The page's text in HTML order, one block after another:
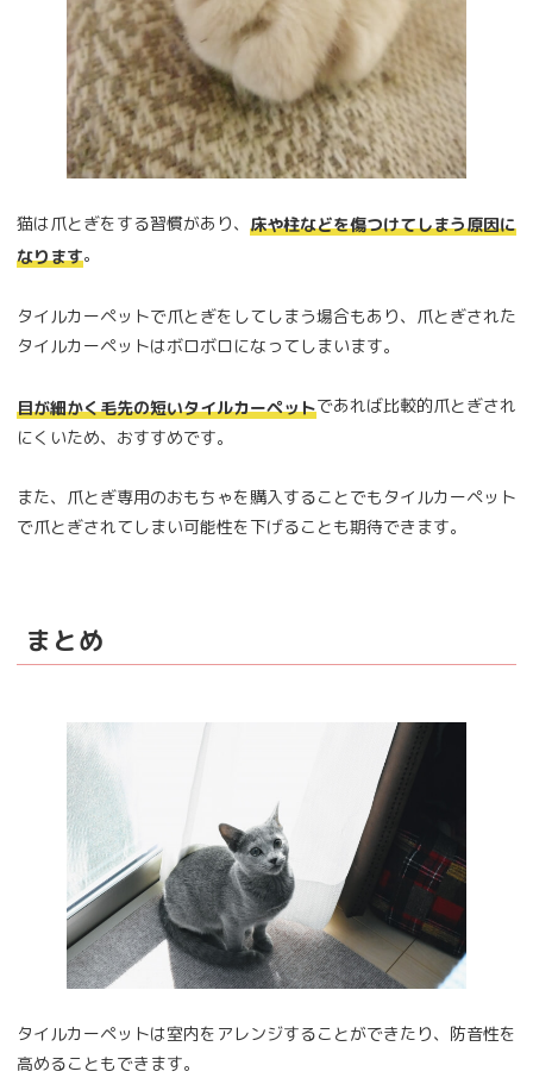
猫は爪とぎをする習慣があり、 床や柱などを傷つけてしまう原因に
なります。
タイルカーペットで爪とぎをしてしまう場合もあり、爪とぎされた
タイルカーペットはボロボロになってしまいます。
目が細かく毛先の短いタイルカーペットであれば比較的爪とぎされ
にくいため、おすすめです。
また、爪とぎ専用のおもちゃを購入することでもタイルカーペット
で爪とぎされてしまい可能性を下げることも期待できます。
まとめ
タイルカーペットは室内をアレンジすることができたり、防音性を
高めることもできます。